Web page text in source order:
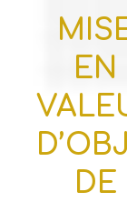
EN
DE